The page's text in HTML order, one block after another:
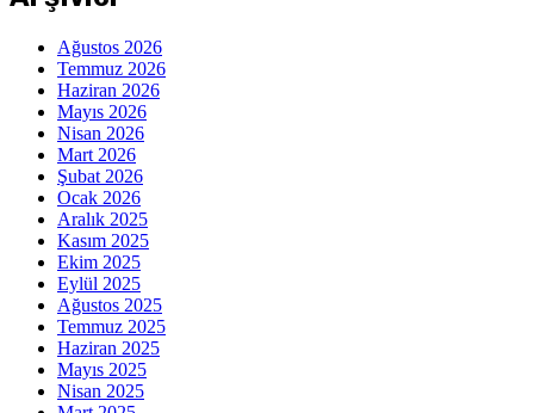
Ağustos 2026
Temmuz 2026
Haziran 2026
Mayıs 2026
Nisan 2026
Mart 2026
Şubat 2026
Ocak 2026
Aralık 2025
Kasım 2025
Ekim 2025
Eylül 2025
Ağustos 2025
Temmuz 2025
Haziran 2025
Mayıs 2025
Nisan 2025